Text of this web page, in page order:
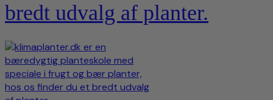
bredt udvalg af planter.